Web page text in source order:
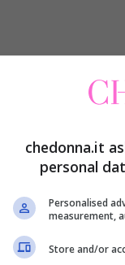
chedonna.it
personal
Personalised
measurement,
Store and/or